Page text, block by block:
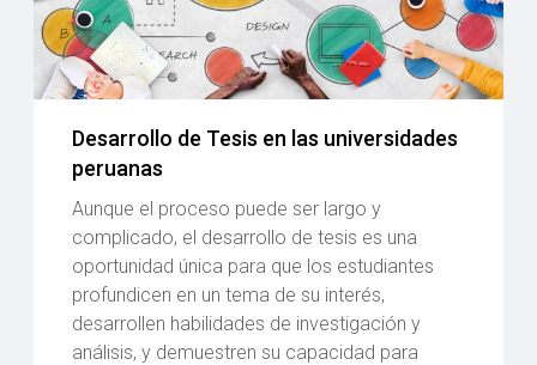
Desarrollo de Tesis en las universidades
peruanas
Aunque el proceso puede ser largo y
complicado, el desarrollo de tesis es una
oportunidad única para que los estudiantes
profundicen en un tema de su interés,
desarrollen habilidades de investigación y
análisis, y demuestren su capacidad para